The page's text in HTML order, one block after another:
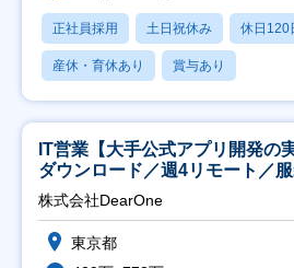
正社員採用 土日祝休み 休日120
産休・育休あり 賞与あり
IT営業【大手公式アプリ開発の
ダウンロード／週4リモート／服
株式会社DearOne
東京都